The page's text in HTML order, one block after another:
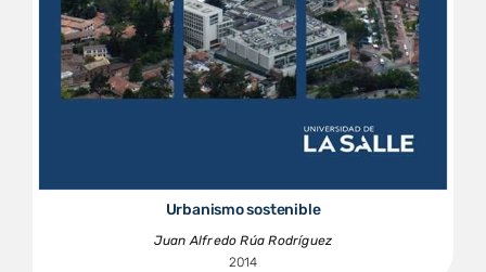
Urbanismo sostenible
Juan Alfredo Rúa Rodríguez
2014